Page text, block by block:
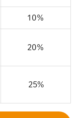
10％
20％
25%